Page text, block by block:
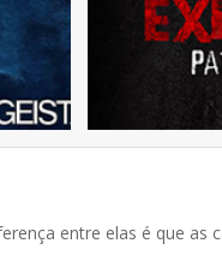
entre elas é que as